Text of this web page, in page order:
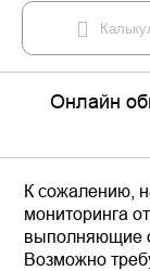
Онлайн
К сожалению,
мониторинга
выполняющие
Возможно